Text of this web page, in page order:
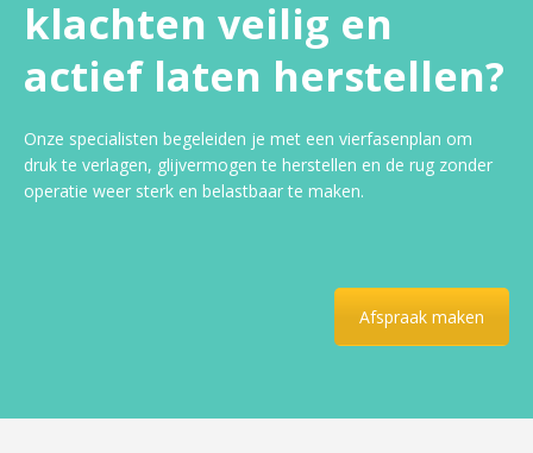
klachten veilig en
actief laten herstellen?
Onze specialisten begeleiden je met een vierfasenplan om
druk te verlagen, glijvermogen te herstellen en de rug zonder
operatie weer sterk en belastbaar te maken.
Afspraak maken